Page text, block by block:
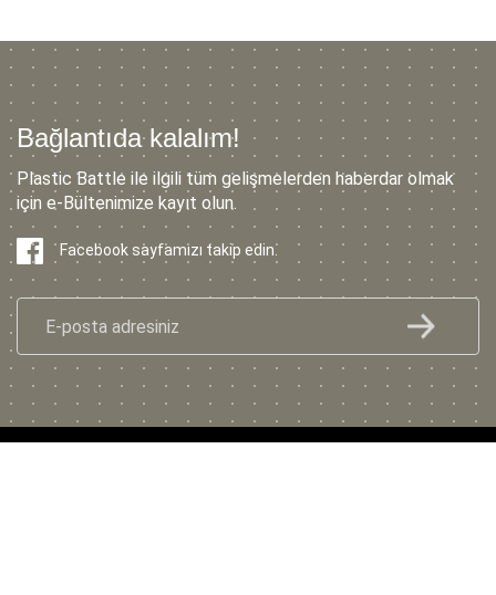
Bağlantıda kalalım!
Plastic Battle ile ilgili tüm gelişmelerden haberdar olmak
için e-Bültenimize kayıt olun.
Facebook sayfamızı takip edin.